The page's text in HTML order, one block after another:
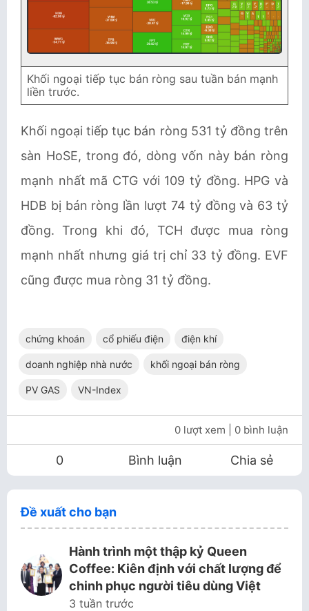
Khối ngoại tiếp tục bán ròng sau tuần bán mạnh
liền trước.
Khối ngoại tiếp tục bán ròng 531 tỷ đồng trên
sàn HoSE, trong đó, dòng vốn này bán ròng
mạnh nhất mã CTG với 109 tỷ đồng. HPG và
HDB bị bán ròng lần lượt 74 tỷ đồng và 63 tỷ
đồng. Trong khi đó, TCH được mua ròng
mạnh nhất nhưng giá trị chỉ 33 tỷ đồng. EVF
cũng được mua ròng 31 tỷ đồng.
chứng khoán cổ phiếu điện điện khí
doanh nghiệp nhà nước khối ngoại bán ròng
PV GAS VN-Index
0 lượt xem | 0 bình luận
0 Bình luận Chia sẻ
Đề xuất cho bạn
Hành trình một thập kỷ Queen
Coffee: Kiên định với chất lượng để
chinh phục người tiêu dùng Việt
3 tuần trước